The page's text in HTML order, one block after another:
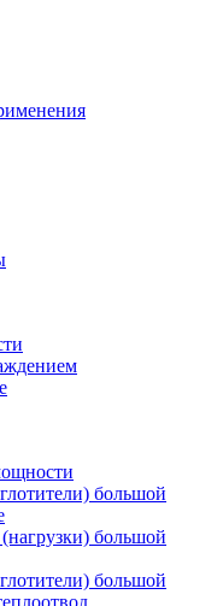
большой
большой
большой